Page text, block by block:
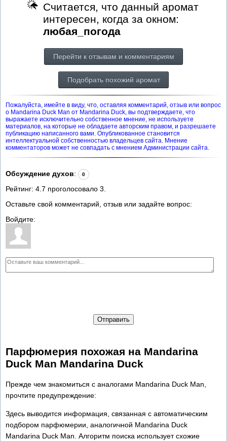
Считается, что данный аромат
интересен, когда за окном:
любая_погода
Перейти к отзывам и комментариям
Подобрать похожий аромат
Пожалуйста, имейте в виду, что, оставляя комментарий, отзыв или вопрос
о Mandarina Duck Man от Mandarina Duck, вы подтверждаете, что
выражаете исключительно собственное мнение, не используете
материалов, на которые не обладаете авторским правом, и разрешаете
публикацию написанного вами. Опубликованное становится
интеллектуальной собственностью владельцев сайта. Мнение
комментаторов может не совпадать с мнением Администрации сайта.
Обсуждение духов: 0
Рейтинг: 4.7 проголосовало 3
Оставьте свой комментарий, отзыв или задайте вопрос:
Войдите:
Отправить
Парфюмерия похожая на Mandarina
Duck Man Mandarina Duck
Прежде чем знакомиться с аналогами Mandarina Duck Man,
прочтите предупреждение:
Здесь выводится информация, связанная с автоматическим
подбором парфюмерии, аналогичной Mandarina Duck
Mandarina Duck Man. Алгоритм поиска использует схожие